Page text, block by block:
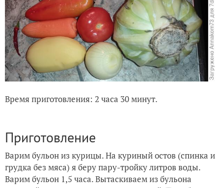
Время приготовления: 2 часа 30 минут.
Приготовление
Варим бульон из курицы. На куриный остов (спинка и
грудка без мяса) я беру пару-тройку литров воды.
Варим бульон 1,5 часа. Вытаскиваем из бульона